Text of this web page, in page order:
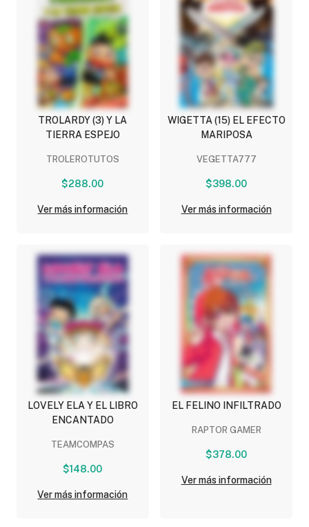
TROLARDY (3) Y LA
TIERRA ESPEJO
TROLEROTUTOS
$288.00
Ver más información
WIGETTA (15) EL EFECTO
MARIPOSA
VEGETTA777
$398.00
Ver más información
LOVELY ELA Y EL LIBRO
ENCANTADO
TEAMCOMPAS
$148.00
Ver más información
EL FELINO INFILTRADO
RAPTOR GAMER
$378.00
Ver más información